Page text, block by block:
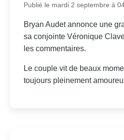
Publié le mardi 2 septembre à
Bryan Audet annonce une
sa conjointe Véronique
les commentaires.
Le couple vit de beaux
toujours pleinement